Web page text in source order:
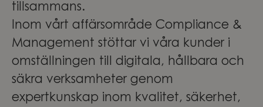
tillsammans.
Inom vårt affärsområde Compliance &
Management stöttar vi våra kunder i
omställningen till digitala, hållbara och
säkra verksamheter genom
expertkunskap inom kvalitet, säkerhet,